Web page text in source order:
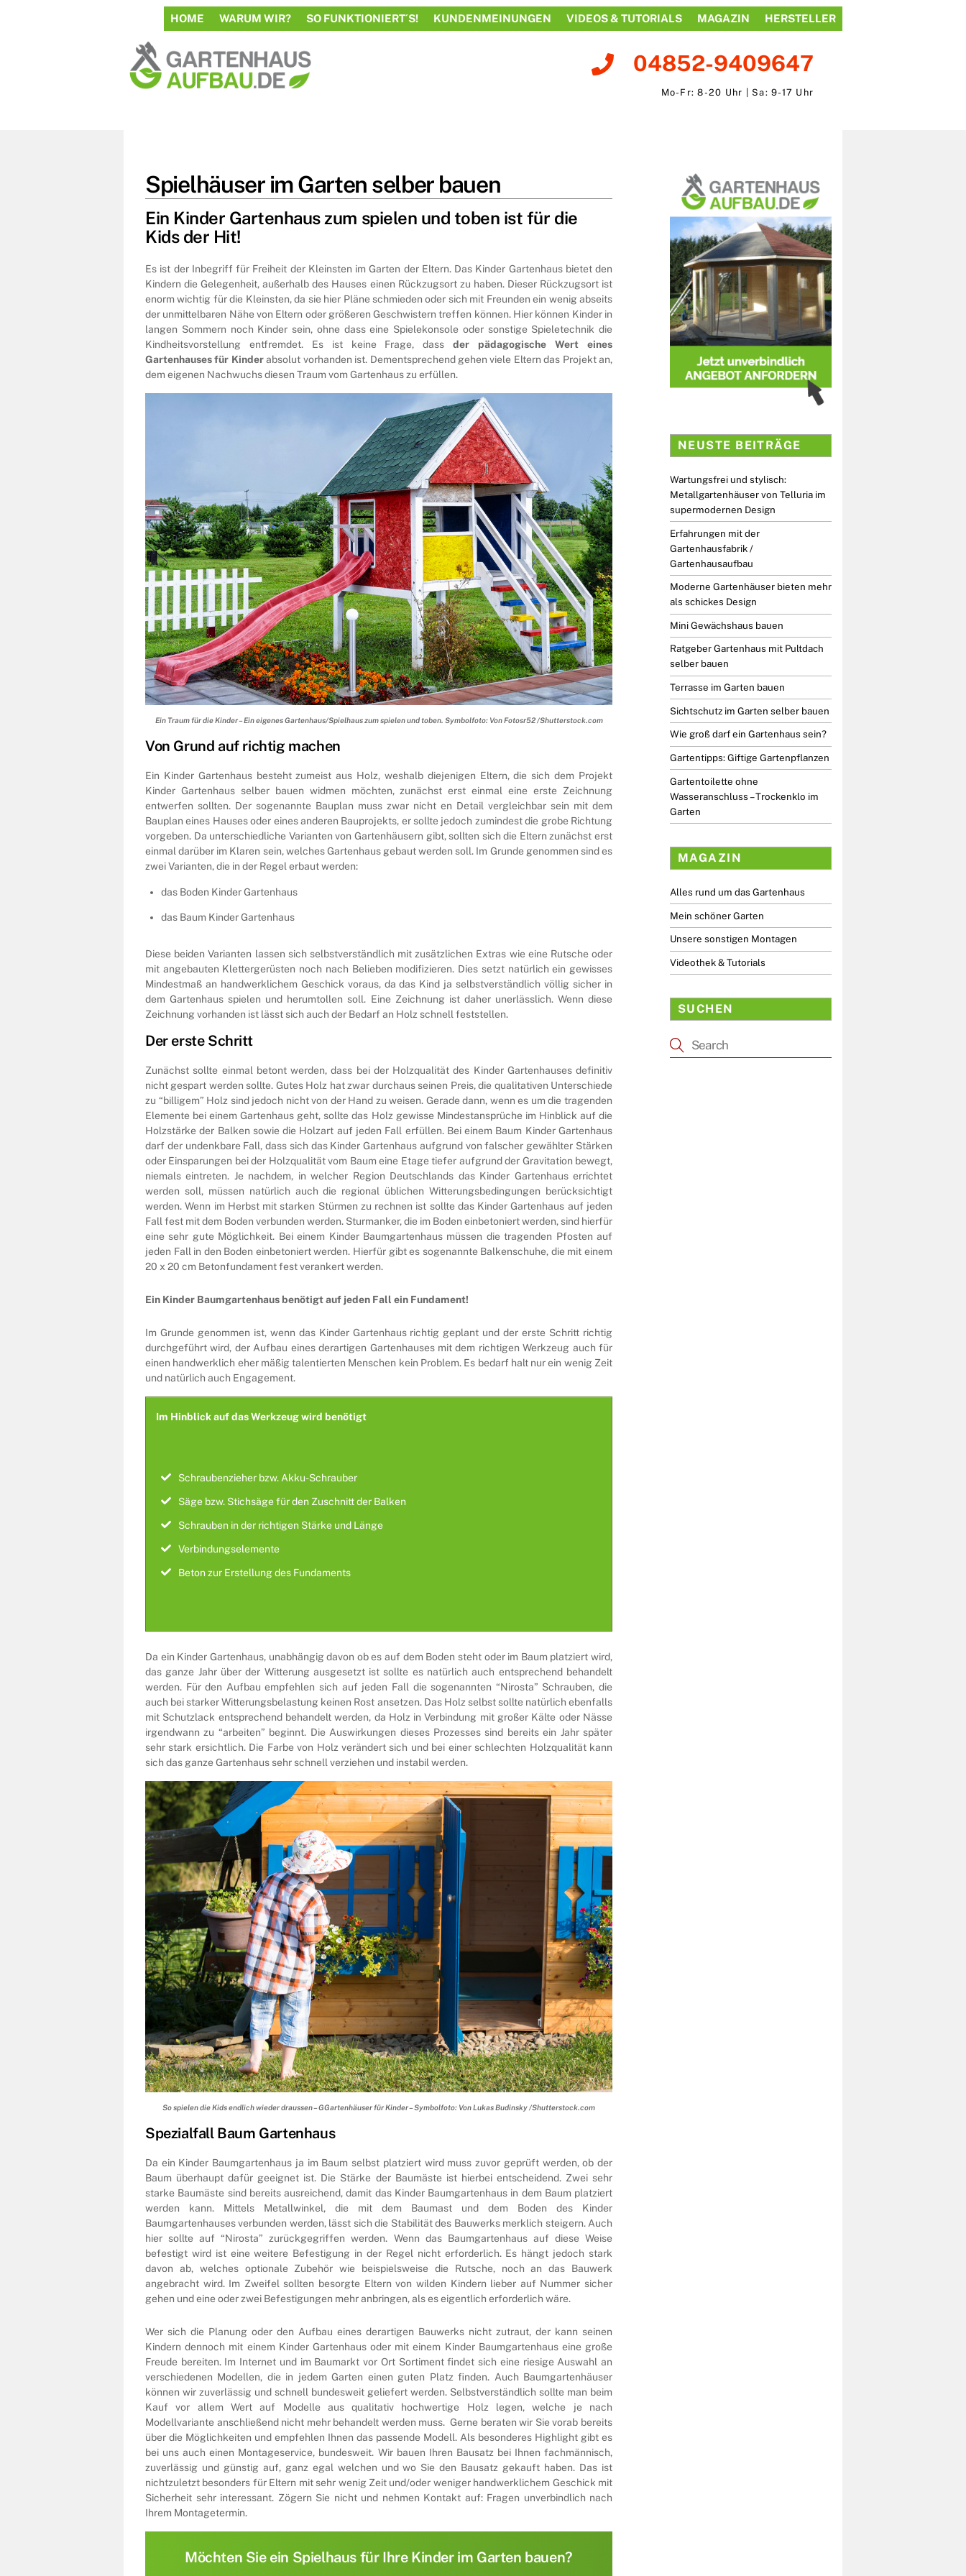
HOME WARUM WIR? SO FUNKTIONIERT´S! KUNDENMEINUNGEN VIDEOS & TUTORIALS MAGAZIN HERSTELLER
04852-9409647
Mo-Fr: 8-20 Uhr | Sa: 9-17 Uhr
Spielhäuser im Garten selber bauen
Ein Kinder Gartenhaus zum spielen und toben ist für die
Kids der Hit!
Es ist der Inbegriff für Freiheit der Kleinsten im Garten der Eltern. Das Kinder Gartenhaus bietet den
Kindern die Gelegenheit, außerhalb des Hauses einen Rückzugsort zu haben. Dieser Rückzugsort ist
enorm wichtig für die Kleinsten, da sie hier Pläne schmieden oder sich mit Freunden ein wenig abseits
der unmittelbaren Nähe von Eltern oder größeren Geschwistern treffen können. Hier können Kinder in
langen Sommern noch Kinder sein, ohne dass eine Spielekonsole oder sonstige Spieletechnik die
Kindheitsvorstellung entfremdet. Es ist keine Frage, dassder pädagogische Wert eines
Gartenhauses für Kinderabsolut vorhanden ist. Dementsprechend gehen viele Eltern das Projekt an,
dem eigenen Nachwuchs diesen Traum vom Gartenhaus zu erfüllen.
Ein Traum für die Kinder – Ein eigenes Gartenhaus/Spielhaus zum spielen und toben. Symbolfoto: Von Fotosr52 /Shutterstock.com
Von Grund auf richtig machen
Ein Kinder Gartenhaus besteht zumeist aus Holz, weshalb diejenigen Eltern, die sich dem Projekt
Kinder Gartenhaus selber bauen widmen möchten, zunächst erst einmal eine erste Zeichnung
entwerfen sollten. Der sogenannte Bauplan muss zwar nicht en Detail vergleichbar sein mit dem
Bauplan eines Hauses oder eines anderen Bauprojekts, er sollte jedoch zumindest die grobe Richtung
vorgeben. Da unterschiedliche Varianten von Gartenhäusern gibt, sollten sich die Eltern zunächst erst
einmal darüber im Klaren sein, welches Gartenhaus gebaut werden soll. Im Grunde genommen sind es
zwei Varianten, die in der Regel erbaut werden:
das Boden Kinder Gartenhaus
das Baum Kinder Gartenhaus
Diese beiden Varianten lassen sich selbstverständlich mit zusätzlichen Extras wie eine Rutsche oder
mit angebauten Klettergerüsten noch nach Belieben modifizieren. Dies setzt natürlich ein gewisses
Mindestmaß an handwerklichem Geschick voraus, da das Kind ja selbstverständlich völlig sicher in
dem Gartenhaus spielen und herumtollen soll. Eine Zeichnung ist daher unerlässlich. Wenn diese
Zeichnung vorhanden ist lässt sich auch der Bedarf an Holz schnell feststellen.
Der erste Schritt
Zunächst sollte einmal betont werden, dass bei der Holzqualität des Kinder Gartenhauses definitiv
nicht gespart werden sollte. Gutes Holz hat zwar durchaus seinen Preis, die qualitativen Unterschiede
zu “billigem” Holz sind jedoch nicht von der Hand zu weisen. Gerade dann, wenn es um die tragenden
Elemente bei einem Gartenhaus geht, sollte das Holz gewisse Mindestansprüche im Hinblick auf die
Holzstärke der Balken sowie die Holzart auf jeden Fall erfüllen. Bei einem Baum Kinder Gartenhaus
darf der undenkbare Fall, dass sich das Kinder Gartenhaus aufgrund von falscher gewählter Stärken
oder Einsparungen bei der Holzqualität vom Baum eine Etage tiefer aufgrund der Gravitation bewegt,
niemals eintreten. Je nachdem, in welcher Region Deutschlands das Kinder Gartenhaus errichtet
werden soll, müssen natürlich auch die regional üblichen Witterungsbedingungen berücksichtigt
werden. Wenn im Herbst mit starken Stürmen zu rechnen ist sollte das Kinder Gartenhaus auf jeden
Fall fest mit dem Boden verbunden werden. Sturmanker, die im Boden einbetoniert werden, sind hierfür
eine sehr gute Möglichkeit. Bei einem Kinder Baumgartenhaus müssen die tragenden Pfosten auf
jeden Fall in den Boden einbetoniert werden. Hierfür gibt es sogenannte Balkenschuhe, die mit einem
20 x 20 cm Betonfundament fest verankert werden.
Ein Kinder Baumgartenhaus benötigt auf jeden Fall ein Fundament!
Im Grunde genommen ist, wenn das Kinder Gartenhaus richtig geplant und der erste Schritt richtig
durchgeführt wird, der Aufbau eines derartigen Gartenhauses mit dem richtigen Werkzeug auch für
einen handwerklich eher mäßig talentierten Menschen kein Problem. Es bedarf halt nur ein wenig Zeit
und natürlich auch Engagement.
Im Hinblick auf das Werkzeug wird benötigt
Schraubenzieher bzw. Akku-Schrauber
Säge bzw. Stichsäge für den Zuschnitt der Balken
Schrauben in der richtigen Stärke und Länge
Verbindungselemente
Beton zur Erstellung des Fundaments
Da ein Kinder Gartenhaus, unabhängig davon ob es auf dem Boden steht oder im Baum platziert wird,
das ganze Jahr über der Witterung ausgesetzt ist sollte es natürlich auch entsprechend behandelt
werden. Für den Aufbau empfehlen sich auf jeden Fall die sogenannten “Nirosta” Schrauben, die
auch bei starker Witterungsbelastung keinen Rost ansetzen. Das Holz selbst sollte natürlich ebenfalls
mit Schutzlack entsprechend behandelt werden, da Holz in Verbindung mit großer Kälte oder Nässe
irgendwann zu “arbeiten” beginnt. Die Auswirkungen dieses Prozesses sind bereits ein Jahr später
sehr stark ersichtlich. Die Farbe von Holz verändert sich und bei einer schlechten Holzqualität kann
sich das ganze Gartenhaus sehr schnell verziehen und instabil werden.
So spielen die Kids endlich wieder draussen – GGartenhäuser für Kinder – Symbolfoto: Von Lukas Budinsky /Shutterstock.com
Spezialfall Baum Gartenhaus
Da ein Kinder Baumgartenhaus ja im Baum selbst platziert wird muss zuvor geprüft werden, ob der
Baum überhaupt dafür geeignet ist. Die Stärke der Baumäste ist hierbei entscheidend. Zwei sehr
starke Baumäste sind bereits ausreichend, damit das Kinder Baumgartenhaus in dem Baum platziert
werden kann. Mittels Metallwinkel, die mit dem Baumast und dem Boden des Kinder
Baumgartenhauses verbunden werden, lässt sich die Stabilität des Bauwerks merklich steigern. Auch
hier sollte auf “Nirosta” zurückgegriffen werden. Wenn das Baumgartenhaus auf diese Weise
befestigt wird ist eine weitere Befestigung in der Regel nicht erforderlich. Es hängt jedoch stark
davon ab, welches optionale Zubehör wie beispielsweise die Rutsche, noch an das Bauwerk
angebracht wird. Im Zweifel sollten besorgte Eltern von wilden Kindern lieber auf Nummer sicher
gehen und eine oder zwei Befestigungen mehr anbringen, als es eigentlich erforderlich wäre.
Wer sich die Planung oder den Aufbau eines derartigen Bauwerks nicht zutraut, der kann seinen
Kindern dennoch mit einem Kinder Gartenhaus oder mit einem Kinder Baumgartenhaus eine große
Freude bereiten. Im Internet und im Baumarkt vor Ort Sortiment findet sich eine riesige Auswahl an
verschiedenen Modellen, die in jedem Garten einen guten Platz finden. Auch Baumgartenhäuser
können wir zuverlässig und schnell bundesweit geliefert werden. Selbstverständlich sollte man beim
Kauf vor allem Wert auf Modelle aus qualitativ hochwertige Holz legen, welche je nach
Modellvariante anschließend nicht mehr behandelt werden muss. Gerne beraten wir Sie vorab bereits
über die Möglichkeiten und empfehlen Ihnen das passende Modell. Als besonderes Highlight gibt es
bei uns auch einen Montageservice, bundesweit. Wir bauen Ihren Bausatz bei Ihnen fachmännisch,
zuverlässig und günstig auf, ganz egal welchen und wo Sie den Bausatz gekauft haben. Das ist
nichtzuletzt besonders für Eltern mit sehr wenig Zeit und/oder weniger handwerklichem Geschick mit
Sicherheit sehr interessant. Zögern Sie nicht und nehmen Kontakt auf: Fragen unverbindlich nach
Ihrem Montagetermin.
Möchten Sie ein Spielhaus für Ihre Kinder im Garten bauen?
NEUSTE BEITRÄGE
Wartungsfrei und stylisch:
Metallgartenhäuser von Telluria im
supermodernen Design
Erfahrungen mit der
Gartenhausfabrik /
Gartenhausaufbau
Moderne Gartenhäuser bieten mehr
als schickes Design
Mini Gewächshaus bauen
Ratgeber Gartenhaus mit Pultdach
selber bauen
Terrasse im Garten bauen
Sichtschutz im Garten selber bauen
Wie groß darf ein Gartenhaus sein?
Gartentipps: Giftige Gartenpflanzen
Gartentoilette ohne
Wasseranschluss – Trockenklo im
Garten
MAGAZIN
Alles rund um das Gartenhaus
Mein schöner Garten
Unsere sonstigen Montagen
Videothek & Tutorials
SUCHEN